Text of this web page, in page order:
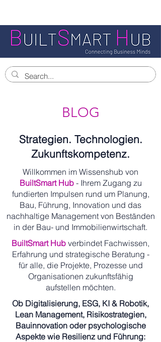
BLOG
Strategien. Technologien.
Zukunftskompetenz.
Willkommen im Wissenshub von
BuiltSmart Hub- Ihrem Zugang zu
fundierten Impulsen rund um Planung,
Bau, Führung, Innovation und das
nachhaltige Management von Beständen
in der Bau- und Immobilienwirtschaft.
BuiltSmart Hub verbindet Fachwissen,
Erfahrung und strategische Beratung -
für alle, die Projekte, Prozesse und
Organisationen zukunftsfähig
aufstellen möchten.
Ob Digitalisierung, ESG, KI & Robotik,
Lean Management, Risikostrategien,
Bauinnovation oder psychologische
Aspekte wie Resilienz und Führung: